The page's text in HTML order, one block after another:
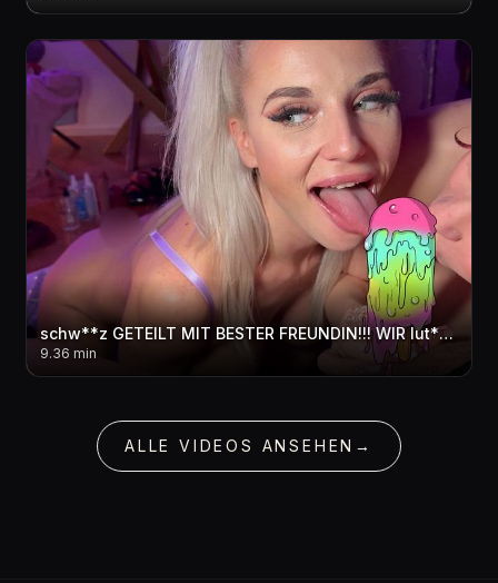
schw**z GETEILT MIT BESTER FREUNDIN!!! WIR lut**hEN UM DIE WETTE
9.36 min
ALLE VIDEOS ANSEHEN →